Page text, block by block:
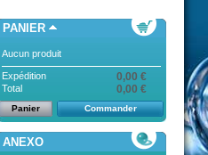
PANIER
Aucun produit
Expédition 0,00 €
Total 0,00 €
Panier Commander
ANEXO